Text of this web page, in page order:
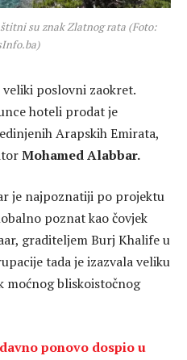
su znak Zlatnog rata (Foto:
veliki poslovni zaokret.
hoteli prodat je
Arapskih Emirata,
Mohamed Alabbar.
je najpoznatiji po projektu
poznat kao čovjek
graditeljem Burj Khalife u
tada je izazvala veliku
moćnog bliskoistočnog
ponovo dospio u